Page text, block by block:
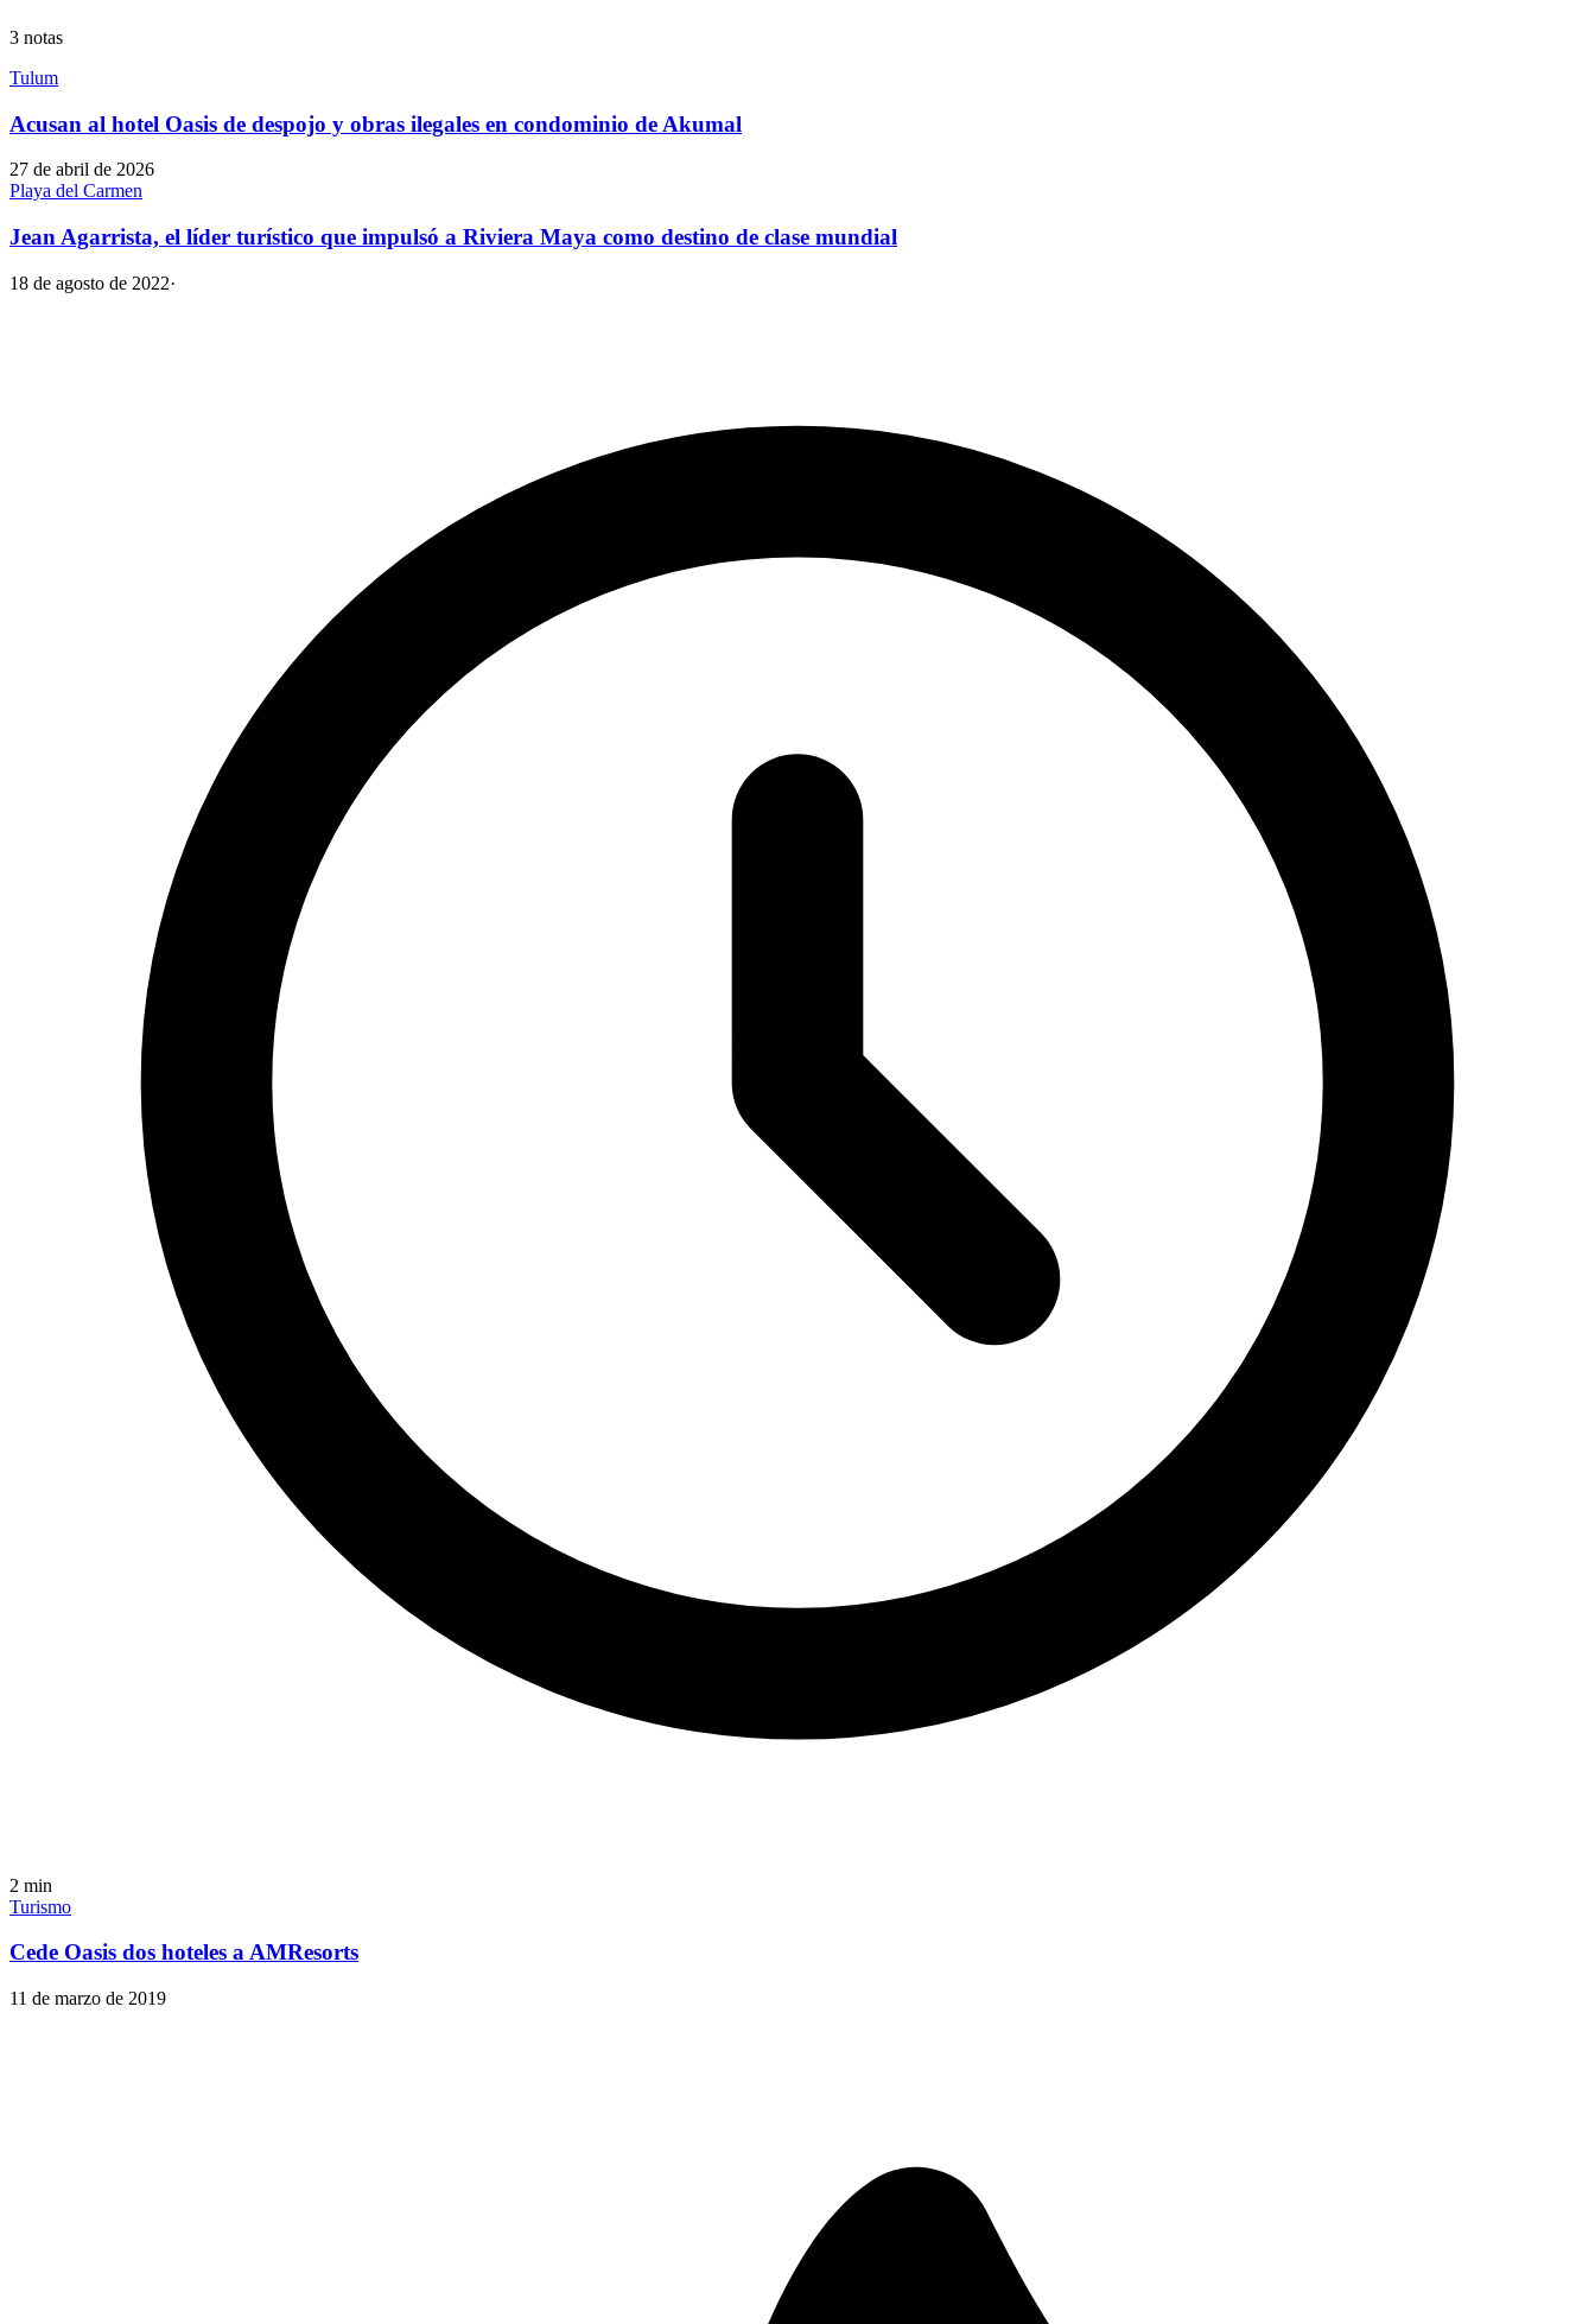
3 notas
Tulum
Acusan al hotel Oasis de despojo y obras ilegales en condominio de Akumal
27 de abril de 2026
Playa del Carmen
Jean Agarrista, el líder turístico que impulsó a Riviera Maya como destino de clase mundial
18 de agosto de 2022·
2 min
Turismo
Cede Oasis dos hoteles a AMResorts
11 de marzo de 2019